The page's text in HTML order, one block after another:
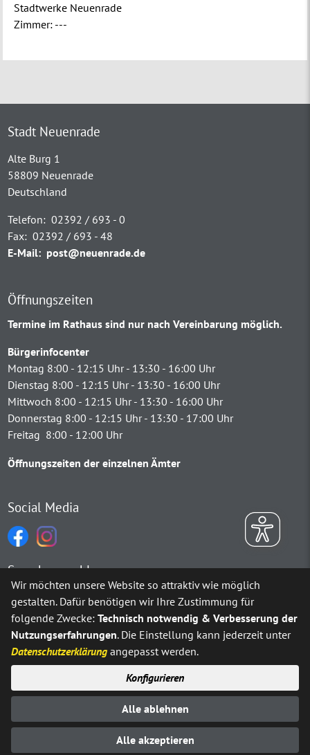
Stadtwerke Neuenrade
Zimmer: ---
Stadt Neuenrade
Alte Burg 1
58809 Neuenrade
Deutschland
Telefon: 02392 / 693 - 0
Fax: 02392 / 693 - 48
E-Mail: post@neuenrade.de
Öffnungszeiten
Termine im Rathaus sind nur nach Vereinbarung möglich.
Bürgerinfocenter
Montag 8:00 - 12:15 Uhr - 13:30 - 16:00 Uhr
Dienstag 8:00 - 12:15 Uhr - 13:30 - 16:00 Uhr
Mittwoch 8:00 - 12:15 Uhr - 13:30 - 16:00 Uhr
Donnerstag 8:00 - 12:15 Uhr - 13:30 - 17:00 Uhr
Freitag 8:00 - 12:00 Uhr
Öffnungszeiten der einzelnen Ämter
Social Media
Sprachauswahl
Möchten Sie vonGoogle Translate bereitgestellte externe
Ja Immer
© Stadt Neuenrade 2025
Impressum
Datenschutz
Erklärung zur Barrierefreiheit Kontakt
Wir möchten unsere Website so attraktiv wie möglich
gestalten. Dafür benötigen wir Ihre Zustimmung für
folgende Zwecke:Technisch notwendig & Verbesserung der
Nutzungserfahrungen. Die Einstellung kann jederzeit unter
Datenschutzerklärung angepasst werden.
Konfigurieren
Alle ablehnen
Alle akzeptieren